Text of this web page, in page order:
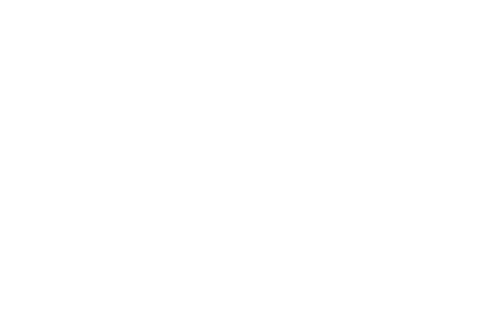
гидратирует данные для создания сводки результатов
индикатора», «Период эффективности индикатора»,
данные для создания сводки результатов пациента.
«Период эффективности индикатора», «Результат